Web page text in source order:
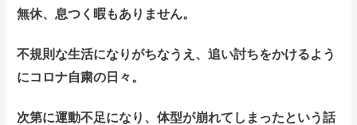
無休、息つく暇もありません。
不規則な生活になりがちなうえ、追い討ちをかけるよう
にコロナ自粛の日々。
次第に運動不足になり、体型が崩れてしまったという話